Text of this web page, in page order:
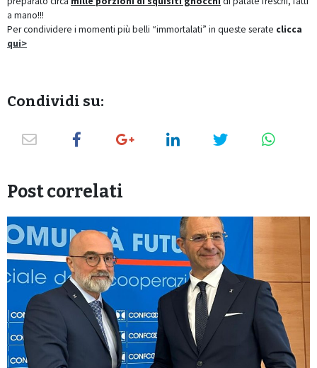
a mano!!!
Per condividere i momenti più belli “immortalati” in queste serate clicca
qui>
Condividi su:
Post correlati